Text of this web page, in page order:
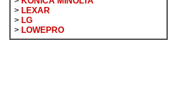
> LEXAR
> LG
> LOWEPRO